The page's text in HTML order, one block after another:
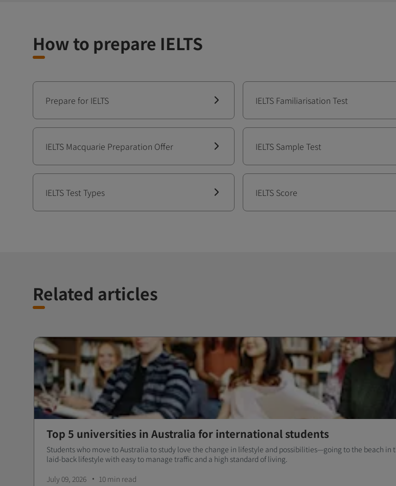
How to prepare IELTS
Prepare for IELTS IELTS Familiarisation Test
IELTS Macquarie Preparation Offer IELTS Sample Test
IELTS Test Types IELTS Score
Related articles
Top 5 universities in Australia for international students
Students who move to Australia to study love the change in lifestyle and possibilities—going to the beach
laid-back lifestyle with easy to manage traffic and a high standard of living.
July 09, 2026
10 min read